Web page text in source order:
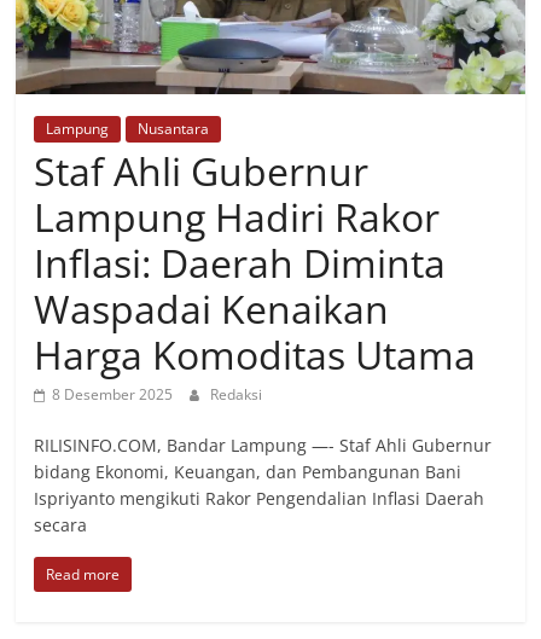
Lampung Nusantara
Staf Ahli Gubernur
Lampung Hadiri Rakor
Inflasi: Daerah Diminta
Waspadai Kenaikan
Harga Komoditas Utama
8 Desember 2025 Redaksi
RILISINFO.COM, Bandar Lampung —- Staf Ahli Gubernur
bidang Ekonomi, Keuangan, dan Pembangunan Bani
Ispriyanto mengikuti Rakor Pengendalian Inflasi Daerah
secara
Read more